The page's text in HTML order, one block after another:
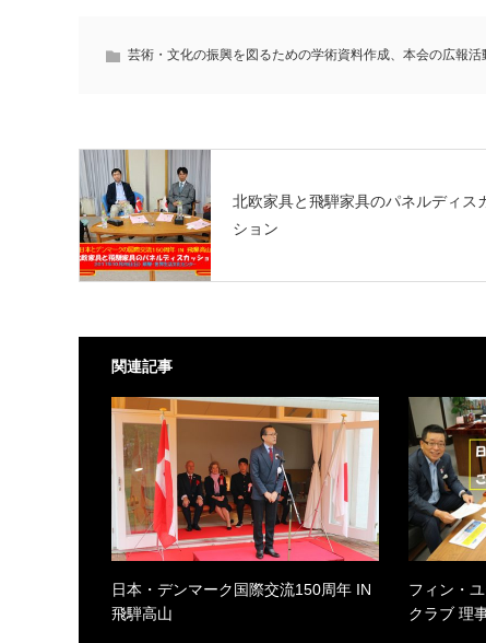
芸術・文化の振興を図るための学術資料作成、本会の広報活
北欧家具と飛騨家具のパネルディス
ション
関連記事
日本・デンマーク国際交流150周年 IN
飛騨高山
フィン・
クラブ 理